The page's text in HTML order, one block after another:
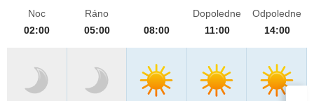
Noc
02:00
Ráno
05:00
08:00
Dopoledne
11:00
Odpoledne
14:00